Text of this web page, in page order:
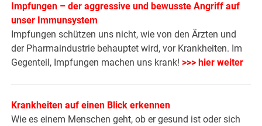
Impfungen – der aggressive und bewusste Angriff auf
unser Immunsystem
Impfungen schützen uns nicht, wie von den Ärzten und
der Pharmaindustrie behauptet wird, vor Krankheiten. Im
Gegenteil, Impfungen machen uns krank! >>> hier weiter
Krankheiten auf einen Blick erkennen
Wie es einem Menschen geht, ob er gesund ist oder sich